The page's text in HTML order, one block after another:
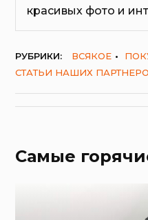
красивых фото и
РУБРИКИ: ВСЯКОЕ
СТАТЬИ НАШИХ
Самые